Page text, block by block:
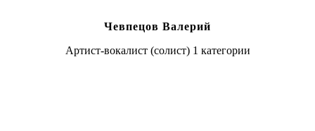
Чевпецов Валерий
Артист-вокалист (солист) 1 категории